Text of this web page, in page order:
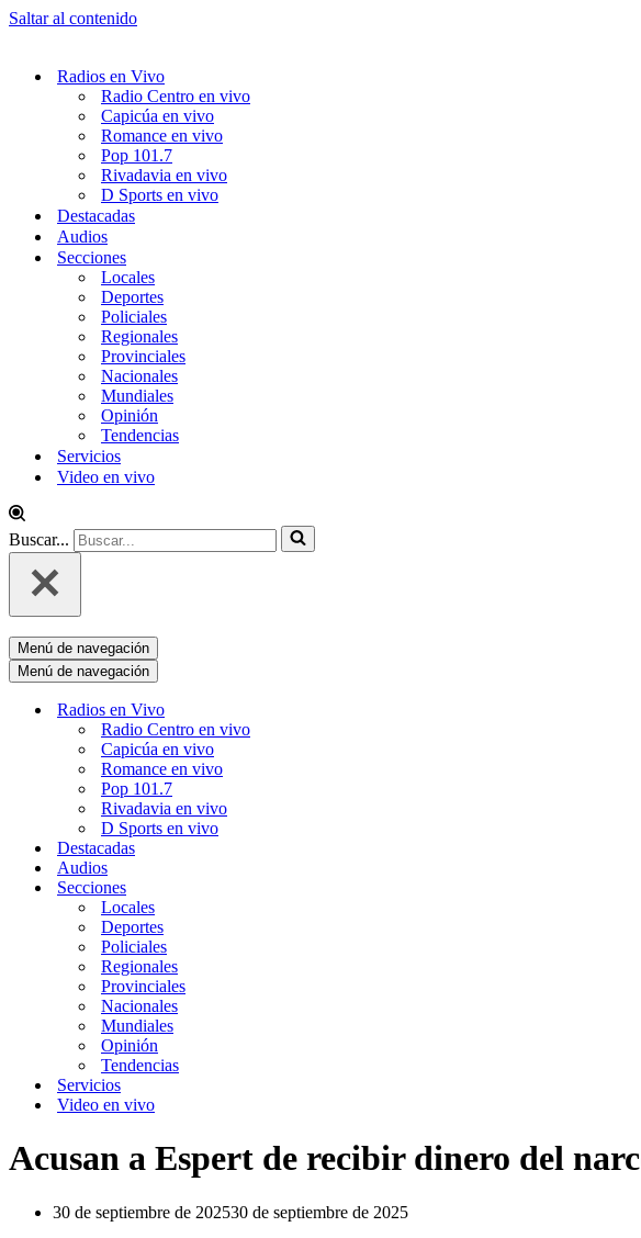
Saltar al contenido
Radios en Vivo
Radio Centro en vivo
Capicúa en vivo
Romance en vivo
Pop 101.7
Rivadavia en vivo
D Sports en vivo
Destacadas
Audios
Secciones
Locales
Deportes
Policiales
Regionales
Provinciales
Nacionales
Mundiales
Opinión
Tendencias
Servicios
Video en vivo
Buscar...
Menú de navegación
Menú de navegación
Radios en Vivo
Radio Centro en vivo
Capicúa en vivo
Romance en vivo
Pop 101.7
Rivadavia en vivo
D Sports en vivo
Destacadas
Audios
Secciones
Locales
Deportes
Policiales
Regionales
Provinciales
Nacionales
Mundiales
Opinión
Tendencias
Servicios
Video en vivo
Acusan a Espert de recibir dinero del
30 de septiembre de 202530 de septiembre de 2025